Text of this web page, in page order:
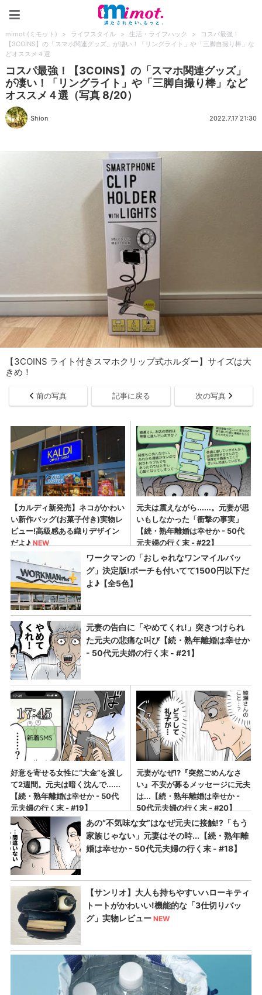
mimot.(ミモット) > ライフスタイル > 生活・ライフハック >
コスパ最強！
【3COINS】の「スマホ関連グッズ」が凄い！「リングライト」や「三脚自撮り棒」な
どオススメ４選
コスパ最強！【3COINS】の「スマホ関連グッズ」
が凄い！「リングライト」や「三脚自撮り棒」など
オススメ４選（写真 8/20）
Shion 2022.7.17 21:30
【3COINS ライト付きスマホクリップ式ホルダー】サイズは大
きめ！
前の写真 記事に戻る 次の写真